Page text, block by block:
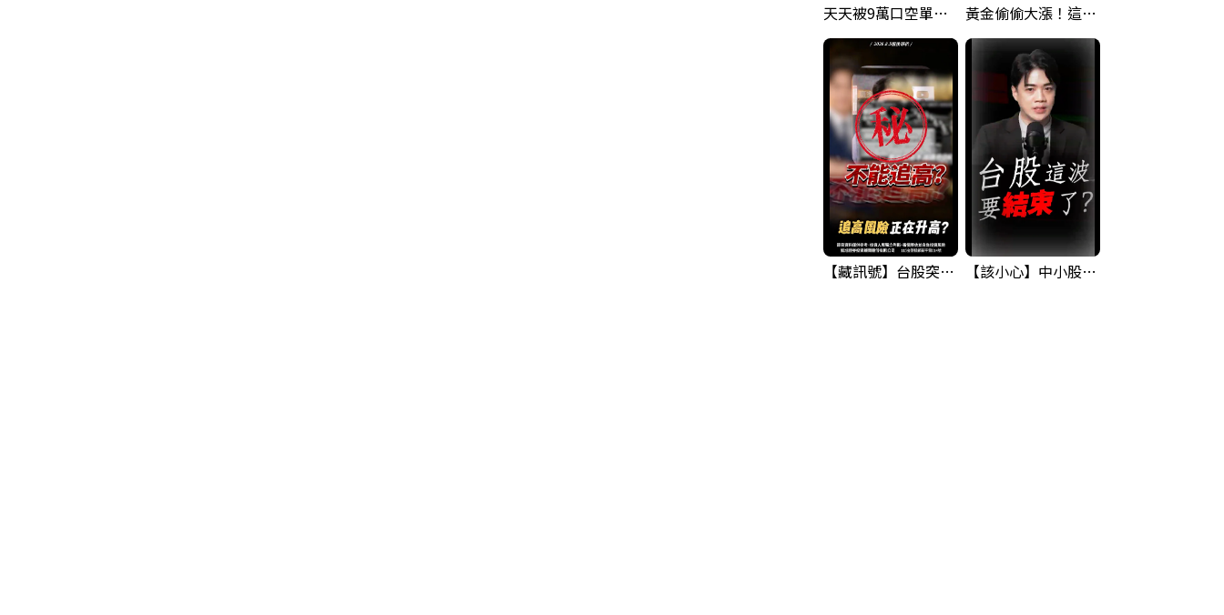
天天被9萬口空單嚇，其實你盯錯地方了｜Mr.Jimmy高志銘 #台股 #外資期貨 #融資 黃金偷偷大漲！這才是決定台股生死的「真風向球」！｜Mr.Jimmy高志銘 #黃金 #美元指數 #聯準會
【藏訊號】台股突破季線，週一我提醒了這個關鍵訊號 【該小心】中小股派對結束 ? 關鍵訊號都指向...